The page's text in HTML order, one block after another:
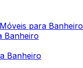
para Banheiro
Banheiro
Banheiro